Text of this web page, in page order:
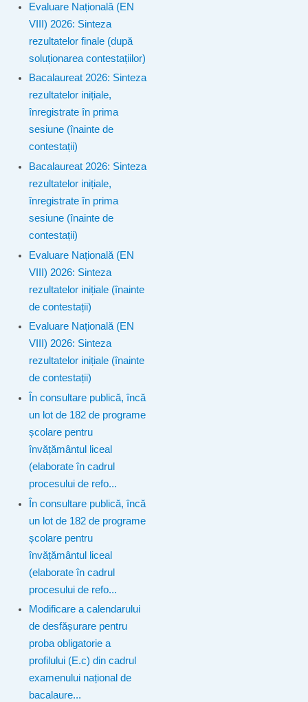
Evaluare Națională (EN
VIII) 2026: Sinteza
rezultatelor finale (după
soluționarea contestațiilor)
Bacalaureat 2026: Sinteza
rezultatelor inițiale,
înregistrate în prima
sesiune (înainte de
contestații)
Bacalaureat 2026: Sinteza
rezultatelor inițiale,
înregistrate în prima
sesiune (înainte de
contestații)
Evaluare Națională (EN
VIII) 2026: Sinteza
rezultatelor inițiale (înainte
de contestații)
Evaluare Națională (EN
VIII) 2026: Sinteza
rezultatelor inițiale (înainte
de contestații)
În consultare publică, încă
un lot de 182 de programe
școlare pentru
învățământul liceal
(elaborate în cadrul
procesului de refo...
În consultare publică, încă
un lot de 182 de programe
școlare pentru
învățământul liceal
(elaborate în cadrul
procesului de refo...
Modificare a calendarului
de desfășurare pentru
proba obligatorie a
profilului (E.c) din cadrul
examenului național de
bacalaure...